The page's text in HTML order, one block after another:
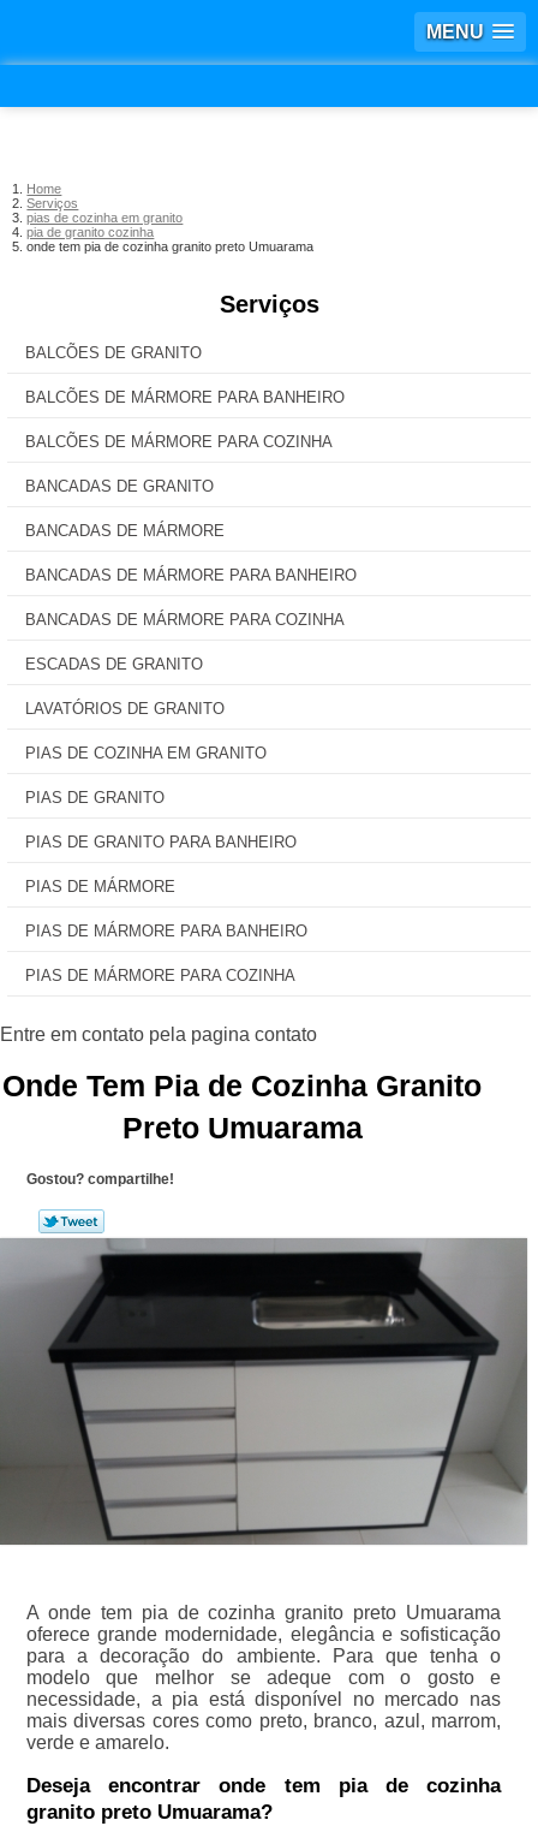
MENU
Home
Serviços
pias de cozinha em granito
pia de granito cozinha
onde tem pia de cozinha granito preto Umuarama
Serviços
BALCÕES DE GRANITO
BALCÕES DE MÁRMORE PARA BANHEIRO
BALCÕES DE MÁRMORE PARA COZINHA
BANCADAS DE GRANITO
BANCADAS DE MÁRMORE
BANCADAS DE MÁRMORE PARA BANHEIRO
BANCADAS DE MÁRMORE PARA COZINHA
ESCADAS DE GRANITO
LAVATÓRIOS DE GRANITO
PIAS DE COZINHA EM GRANITO
PIAS DE GRANITO
PIAS DE GRANITO PARA BANHEIRO
PIAS DE MÁRMORE
PIAS DE MÁRMORE PARA BANHEIRO
PIAS DE MÁRMORE PARA COZINHA
Onde Tem Pia de Cozinha Granito
Preto Umuarama
Gostou? compartilhe!
A onde tem pia de cozinha granito preto Umuarama
oferece grande modernidade, elegância e sofisticação
para a decoração do ambiente. Para que tenha o
modelo que melhor se adeque com o gosto e
necessidade, a pia está disponível no mercado nas
mais diversas cores como preto, branco, azul, marrom,
verde e amarelo.
Deseja encontrar onde tem pia de cozinha
granito preto Umuarama?